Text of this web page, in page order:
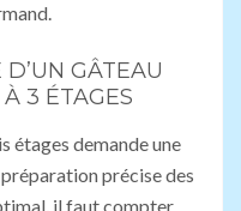
GÂTEAU
3 ÉTAGES
étages demande une
précise des
il faut compter